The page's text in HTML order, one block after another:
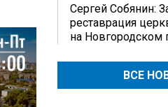
Сергей Собянин:
реставрация
на Новгородском
ВСЕ